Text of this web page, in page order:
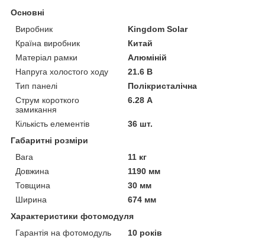
Основні
Виробник
Kingdom Solar
Країна виробник
Китай
Матеріал рамки
Алюміній
Напруга холостого ходу
21.6 В
Тип панелі
Полікристалічна
Струм короткого
замикання
6.28 А
Кількість елементів
36 шт.
Габаритні розміри
Вага
11 кг
Довжина
1190 мм
Товщина
30 мм
Ширина
674 мм
Характеристики фотомодуля
Гарантія на фотомодуль
10 років